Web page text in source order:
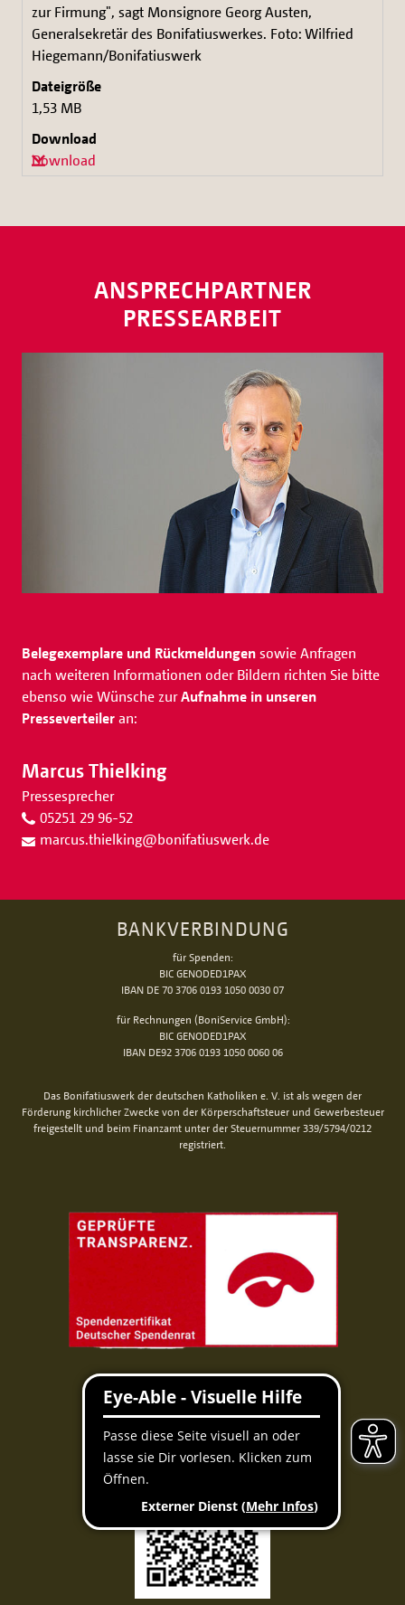
zur Firmung", sagt Monsignore Georg Austen,
Generalsekretär des Bonifatiuswerkes. Foto: Wilfried
Hiegemann/Bonifatiuswerk
1,53 MB
Download
ANSPRECHPARTNER
PRESSEARBEIT
Belegexemplare und Rückmeldungen sowie Anfragen
nach weiteren Informationen oder Bildern richten Sie bitte
ebenso wie Wünsche zurAufnahme in unseren
Presseverteiler an:
Marcus Thielking
Pressesprecher
05251 29 96-52
marcus.thielking@bonifatiuswerk.de
BANKVERBINDUNG
für Spenden:
BIC GENODED1PAX
IBAN DE 70 3706 0193 1050 0030 07
für Rechnungen (BoniService GmbH):
BIC GENODED1PAX
IBAN DE92 3706 0193 1050 0060 06
Das Bonifatiuswerk der deutschen Katholiken e. V. ist als wegen der
Förderung kirchlicher Zwecke von der Körperschaftsteuer und Gewerbesteuer
freigestellt und beim Finanzamt unter der Steuernummer 339/5794/0212
registriert.
Per QR-Code spenden
Mit der Banking-App scannen und spenden